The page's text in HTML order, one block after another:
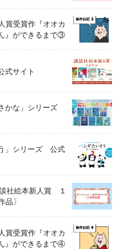
賞受賞作『オオカ
』ができるまで③
式サイト
かな」シリーズ
」シリーズ 公式
社絵本新人賞 １
〕
賞受賞作『オオカ
』ができるまで④